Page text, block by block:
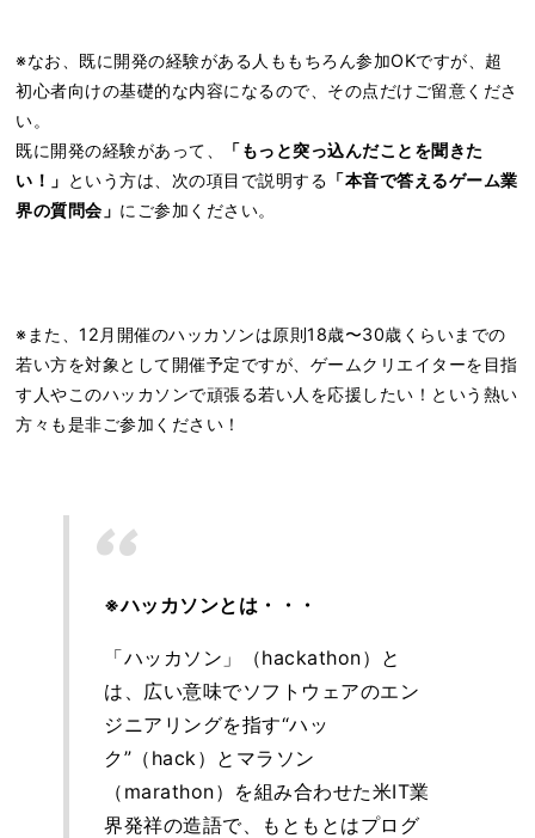
※なお、既に開発の経験がある人ももちろん参加OKですが、超
初心者向けの基礎的な内容になるので、その点だけご留意くださ
い。
既に開発の経験があって、
「もっと突っ込んだことを聞きた
い！」 という方は、次の項目で説明する 「本音で答えるゲーム業
界の質問会」 にご参加ください。
※また、12月開催のハッカソンは原則18歳〜30歳くらいまでの
若い方を対象として開催予定ですが、ゲームクリエイターを目指
す人やこのハッカソンで頑張る若い人を応援したい！という熱い
方々も是非ご参加ください！
※ハッカソンとは・・・
「ハッカソン」（hackathon）と
は、広い意味でソフトウェアのエン
ジニアリングを指す“ハッ
ク”（hack）とマラソン
（marathon）を組み合わせた米IT業
界発祥の造語で、もともとはプログ